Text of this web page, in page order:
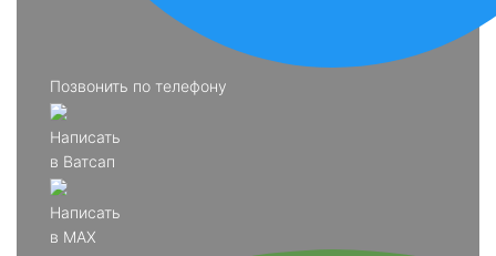
Позвонить по телефону
Написать
в Ватсап
Написать
в MAX